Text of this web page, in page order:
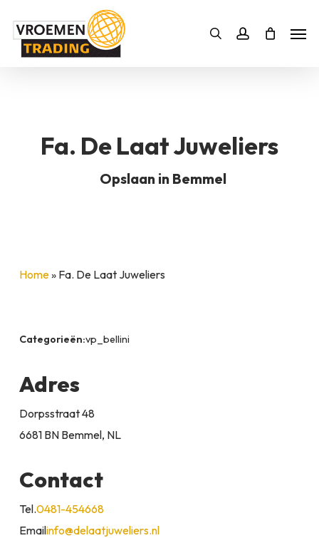
Zoekenaccount
Bestelling SLUITEN
Fa. De Laat Juweliers
Opslaan in Bemmel
Home» Fa. De Laat Juweliers
Categorieën:vp_bellini
Adres
Dorpsstraat 48
6681 BN Bemmel, NL
Contact
Tel.0481-454668
Emailinfo@delaatjuweliers.nl